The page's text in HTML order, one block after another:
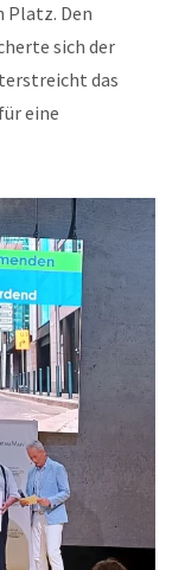
Platz. Den
sich der
das
eine